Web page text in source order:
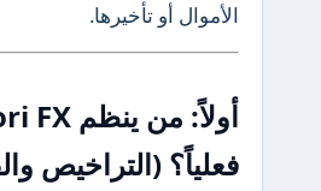
الأموال أو تأخيرها.
أولاً: من ينظم Midori FX
فعلياً؟ (التراخيص والقوة